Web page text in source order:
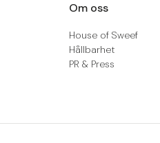
Om oss
House of Sweef
Hållbarhet
PR & Press